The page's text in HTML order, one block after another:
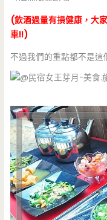
(飲酒過量有損健康，大
車!!)
不過我們的重點都不是這